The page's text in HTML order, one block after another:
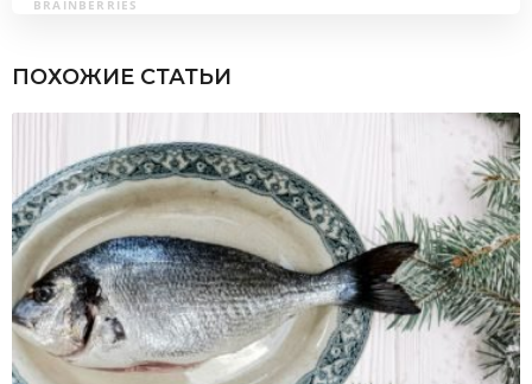
ПОХОЖИЕ СТАТЬИ